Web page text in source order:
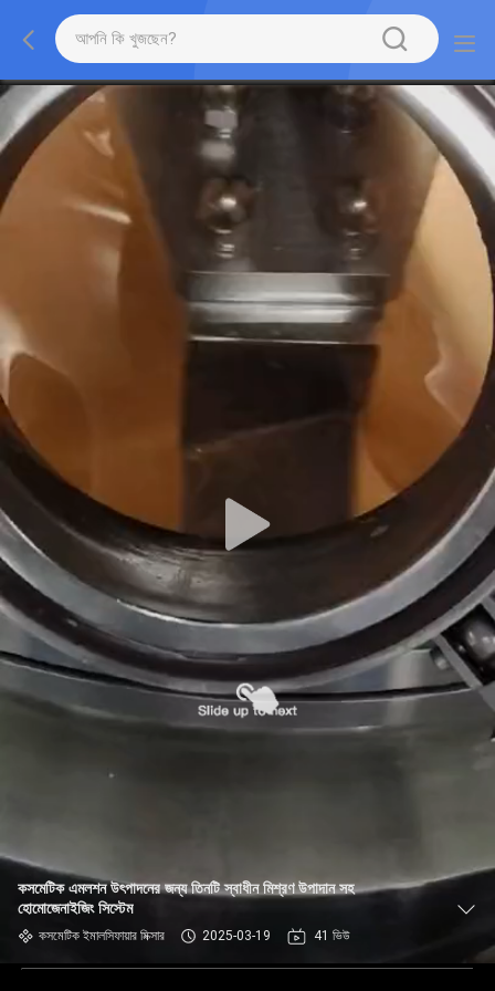
কসমেটিক এমলশন উৎপাদনের জন্য তিনটি স্বাধীন মিশ্রণ উপাদান সহ
হোমোজেনাইজিং সিস্টেম
কসমেটিক ইমালসিফায়ার মিক্সার 2025-03-19 41 ভিউ